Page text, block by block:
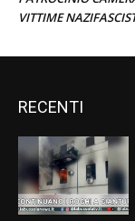
VITTIME
RECENTI